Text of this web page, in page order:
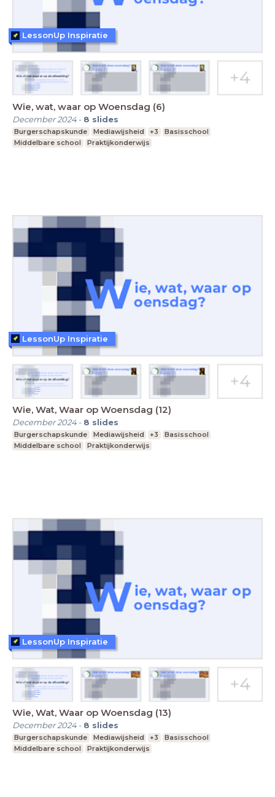
Wie, wat, waar op Woensdag (6)
December 2024- 8 slides
Burgerschapskunde Mediawijsheid +3
Basisschool
Middelbare school
Praktijkonderwijs
LessonUp Inspiratie
Wie, Wat, Waar op Woensdag (12)
December 2024- 8 slides
Burgerschapskunde Mediawijsheid +3
Basisschool
Middelbare school
Praktijkonderwijs
LessonUp Inspiratie
Wie, Wat, Waar op Woensdag (13)
December 2024- 8 slides
Burgerschapskunde Mediawijsheid +3
Basisschool
Middelbare school
Praktijkonderwijs
LessonUp Inspiratie